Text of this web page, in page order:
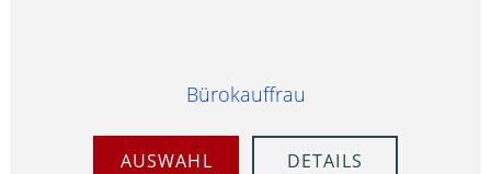
Bürokauffrau
AUSWAHL DETAILS